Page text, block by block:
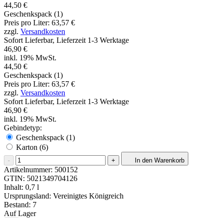
44,50 €
Geschenkspack (1)
Preis pro Liter: 63,57 €
zzgl. Versandkosten
Sofort Lieferbar, Lieferzeit 1-3 Werktage
46,90 €
inkl. 19% MwSt.
44,50 €
Geschenkspack (1)
Preis pro Liter: 63,57 €
zzgl. Versandkosten
Sofort Lieferbar, Lieferzeit 1-3 Werktage
46,90 €
inkl. 19% MwSt.
Gebindetyp:
Geschenkspack (1)
Karton (6)
- + In den Warenkorb
Artikelnummer: 500152
GTIN: 5021349704126
Inhalt: 0,7 l
Ursprungsland: Vereinigtes Königreich
Bestand: 7
Auf Lager